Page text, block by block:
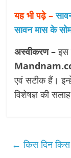
यह भी पढ़े –
सावन मास के
अस्वीकरण –इस
एवं सटीक हैं।
विशेषज्ञ की
← किस दिन